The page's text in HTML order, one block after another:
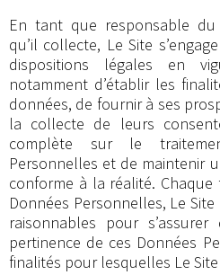
En tant que responsable
qu’il collecte, Le Site
dispositions légales en
notamment d’établir les
données, de fournir à ses
la collecte de leurs
complète sur le
Personnelles et de maintenir
conforme à la réalité.
Données Personnelles, Le
raisonnables pour
pertinence de ces Données
finalités pour lesquelles Le